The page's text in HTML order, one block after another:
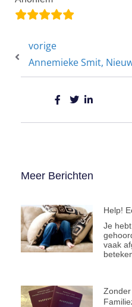
vorige
Annemieke Smit,
Meer Berichten
Help!
Je
vaak